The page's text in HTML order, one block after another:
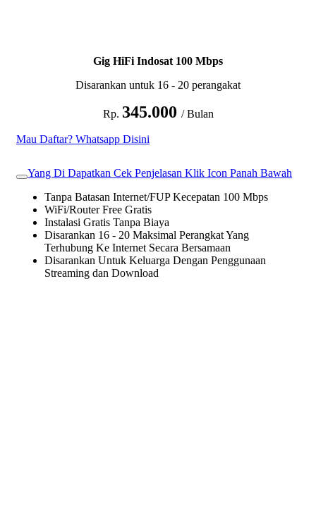
Gig HiFi Indosat 100 Mbps
Disarankan untuk 16 - 20 perangakat
Rp. 345.000 / Bulan
Mau Daftar? Whatsapp Disini
Yang Di Dapatkan Cek Penjelasan Klik Icon Panah Bawah
Tanpa Batasan Internet/FUP Kecepatan 100 Mbps
WiFi/Router Free Gratis
Instalasi Gratis Tanpa Biaya
Disarankan 16 - 20 Maksimal Perangkat Yang
Terhubung Ke Internet Secara Bersamaan
Disarankan Untuk Keluarga Dengan Penggunaan
Streaming dan Download